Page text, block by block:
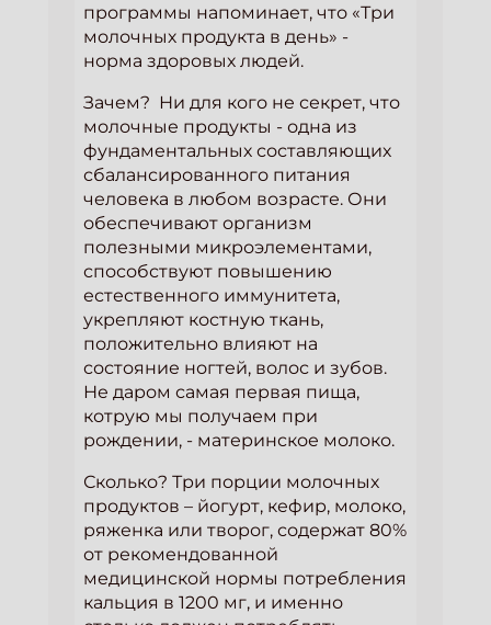
программы напоминает, что «Три
молочных продукта в день» -
норма здоровых людей.
Зачем? Ни для кого не секрет, что
молочные продукты - одна из
фундаментальных составляющих
сбалансированного питания
человека в любом возрасте. Они
обеспечивают организм
полезными микроэлементами,
способствуют повышению
естественного иммунитета,
укрепляют костную ткань,
положительно влияют на
состояние ногтей, волос и зубов.
Не даром самая первая пища,
котрую мы получаем при
рождении, - материнское молоко.
Сколько? Три порции молочных
продуктов – йогурт, кефир, молоко,
ряженка или творог, содержат 80%
от рекомендованной
медицинской нормы потребления
кальция в 1200 мг, и именно